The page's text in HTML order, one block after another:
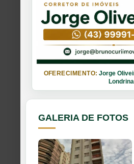
OFERECIMENTO: Jorge
GALERIA DE FOTOS